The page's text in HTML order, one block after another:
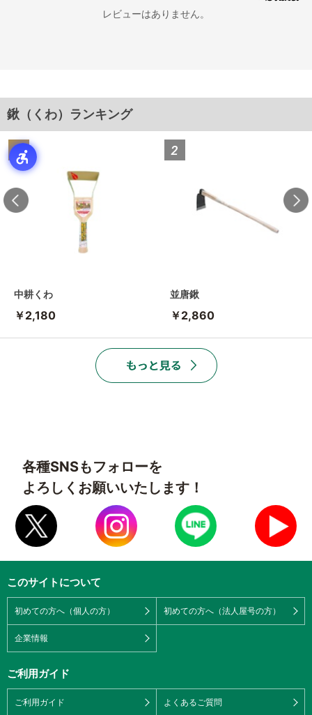
レビューはありません。
鍬（くわ）ランキング
中耕くわ
￥2,180
並唐鍬
￥2,860
各種SNSもフォローを
よろしくお願いいたします！
このサイトについて
初めての方へ（個人の方） 初めての方へ（法人屋号の方）
企業情報
ご利用ガイド
ご利用ガイド よくあるご質問